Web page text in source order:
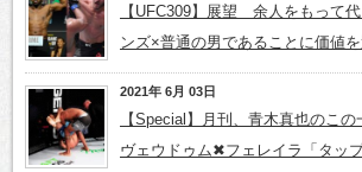
【UFC309】展望 余人をもって
ンズ×普通の男であることに価値
2021年 6月 03日
【Special】月刊、青木真也のこ
ヴェウドゥム✖フェレイラ「タッ